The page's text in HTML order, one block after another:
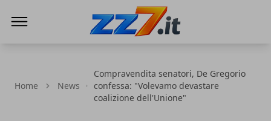
Home News
Compravendita senatori, De Gregorio
confessa: "Volevamo devastare
coalizione dell'Unione"